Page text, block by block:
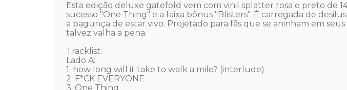
Esta edição deluxe gatefold vem com vinil splatter rosa e preto de
sucesso "One Thing" e a faixa bônus "Blisters". É carregada de
a bagunça de estar vivo. Projetado para fãs que se aninham em
talvez valha a pena.
Tracklist:
Lado A:
1. how long will it take to walk a mile? (interlude)
2. F*CK EVERYONE
3. One Thing